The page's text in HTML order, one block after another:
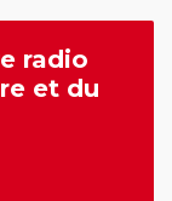
radio
et du